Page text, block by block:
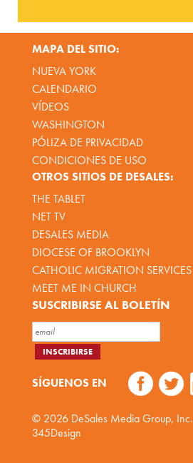
MAPA DEL SITIO:
NUEVA YORK
CALENDARIO
VÍDEOS
WASHINGTON
PÓLIZA DE PRIVACIDAD
CONDICIONES DE USO
OTROS SITIOS DE DESALES:
THE TABLET
NET TV
DESALES MEDIA
DIOCESE OF BROOKLYN
CATHOLIC MIGRATION SERVICES
MEET ME IN CHURCH
SUSCRIBIRSE AL BOLETÍN
SÍGUENOS EN
© 2026 DeSales Media Group, Inc.
345Design